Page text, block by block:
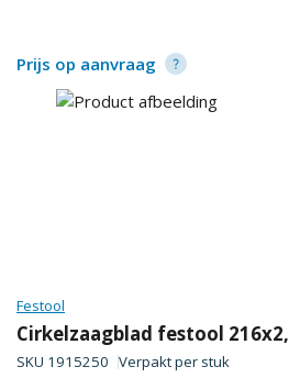
Prijs op aanvraag
Festool
Cirkelzaagblad festool
SKU 1915250 Verpakt per stuk